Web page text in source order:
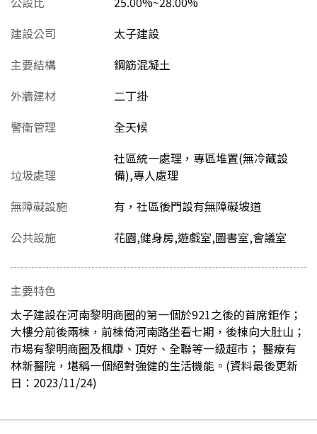
建設公司
太子建設
主要結構
鋼筋混凝土
外牆建材
二丁掛
警衛管理
全天候
垃圾處理
社區統一處理，專區堆置(無冷藏設
備),專人處理
無障礙設施
有，社區後門設有無障礙坡道
公共設施
花園,健身房,遊戲室,圖書室,會議室
主要特色
太子建設在河南黎明商圈的第一個於921之後的首席鉅作；
大樓分前後兩棟，前棟倚河南路坐看七期，後棟向大肚山；
市場有黎明商圈及楓康、頂好、全聯等一級超市； 醫療有
林新醫院，堪稱一個絕對強健的生活機能。(資料最後更新
日：2023/11/24)